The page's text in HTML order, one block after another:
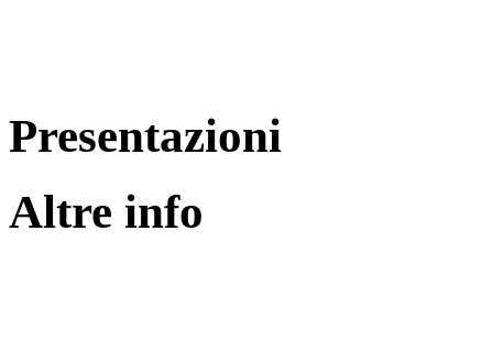
Presentazioni
Altre info